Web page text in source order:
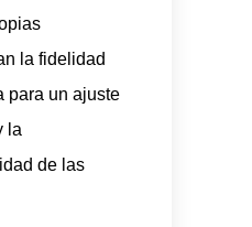
la fidelidad
para un ajuste
la
de las